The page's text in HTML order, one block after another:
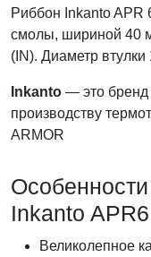
Риббон Inkanto APR
смолы, шириной 40
(IN). Диаметр
Inkanto — это бренд
производству
ARMOR
Inkanto APR6
Великолепное